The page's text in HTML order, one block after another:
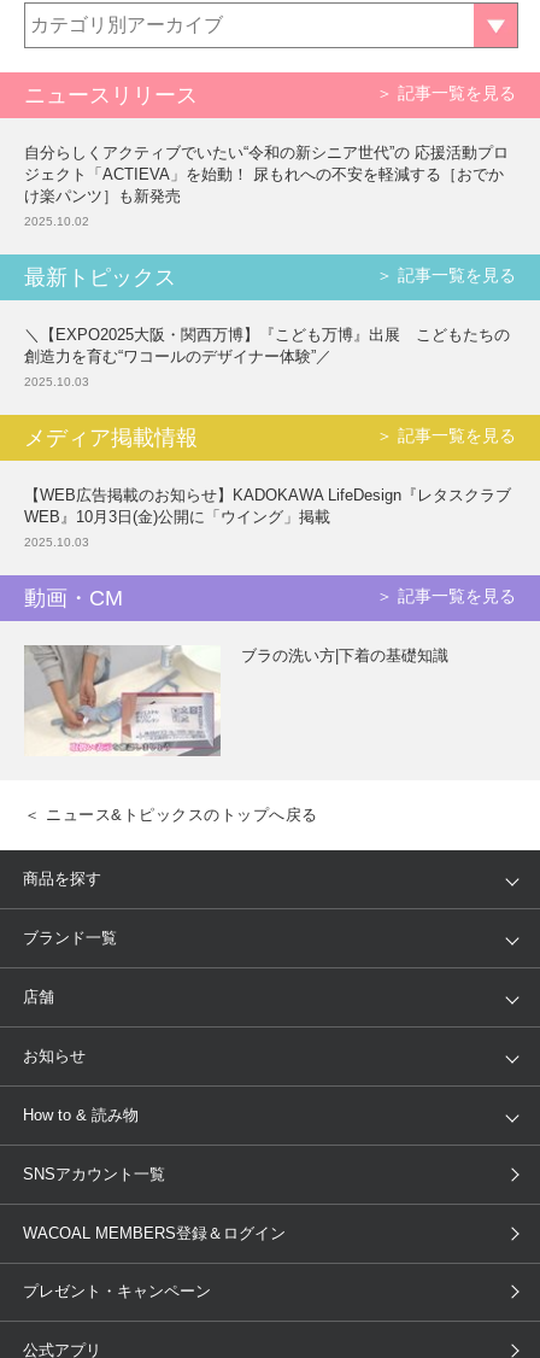
カテゴリ別アーカイブ
ニュースリリース ＞ 記事一覧を見る
自分らしくアクティブでいたい“令和の新シニア世代”の 応援活動プロ
ジェクト「ACTIEVA」を始動！ 尿もれへの不安を軽減する［おでか
け楽パンツ］も新発売
2025.10.02
最新トピックス ＞ 記事一覧を見る
＼【EXPO2025大阪・関西万博】『こども万博』出展 こどもたちの
創造力を育む“ワコールのデザイナー体験”／
2025.10.03
メディア掲載情報 ＞ 記事一覧を見る
【WEB広告掲載のお知らせ】KADOKAWA LifeDesign『レタスクラブ
WEB』10月3日(金)公開に「ウイング」掲載
2025.10.03
動画・CM ＞ 記事一覧を見る
ブラの洗い方|下着の基礎知識
＜ ニュース&トピックスのトップへ戻る
商品を探す
アイテム
トピックス
ブランド一覧
WACOAL
AMPHI une nana cool
OUR WACOAL
WACOAL Remamma
Licensed Brands
店舗
店舗を探す
ブラ無料診断
3Dボディスキャン
お知らせ
新着情報
商品回収
ニュース＆トピックス
How to & 読み物
下着の基礎知識
ブラパン ワコールスタイル
SNSアカウント一覧
WACOAL MEMBERS登録＆ログイン
プレゼント・キャンペーン
公式アプリ